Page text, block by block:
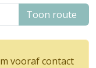
Toon route
vooraf contact